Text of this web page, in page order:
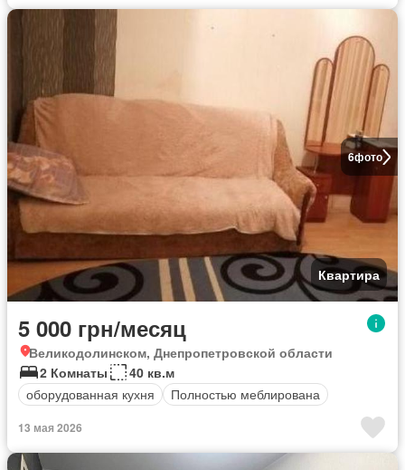
6фото
Квартира
5 000 грн/месяц
Великодолинском, Днепропетровской области
2 Комнаты
40 кв.м
оборудованная кухня
Полностью меблирована
13 мая 2026